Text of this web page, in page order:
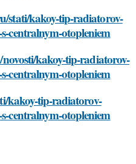
stati/kakoy-tip-radiatorov-
centralnym-otopleniem
kakoy-tip-radiatorov-
centralnym-otopleniem
kakoy-tip-radiatorov-
centralnym-otopleniem